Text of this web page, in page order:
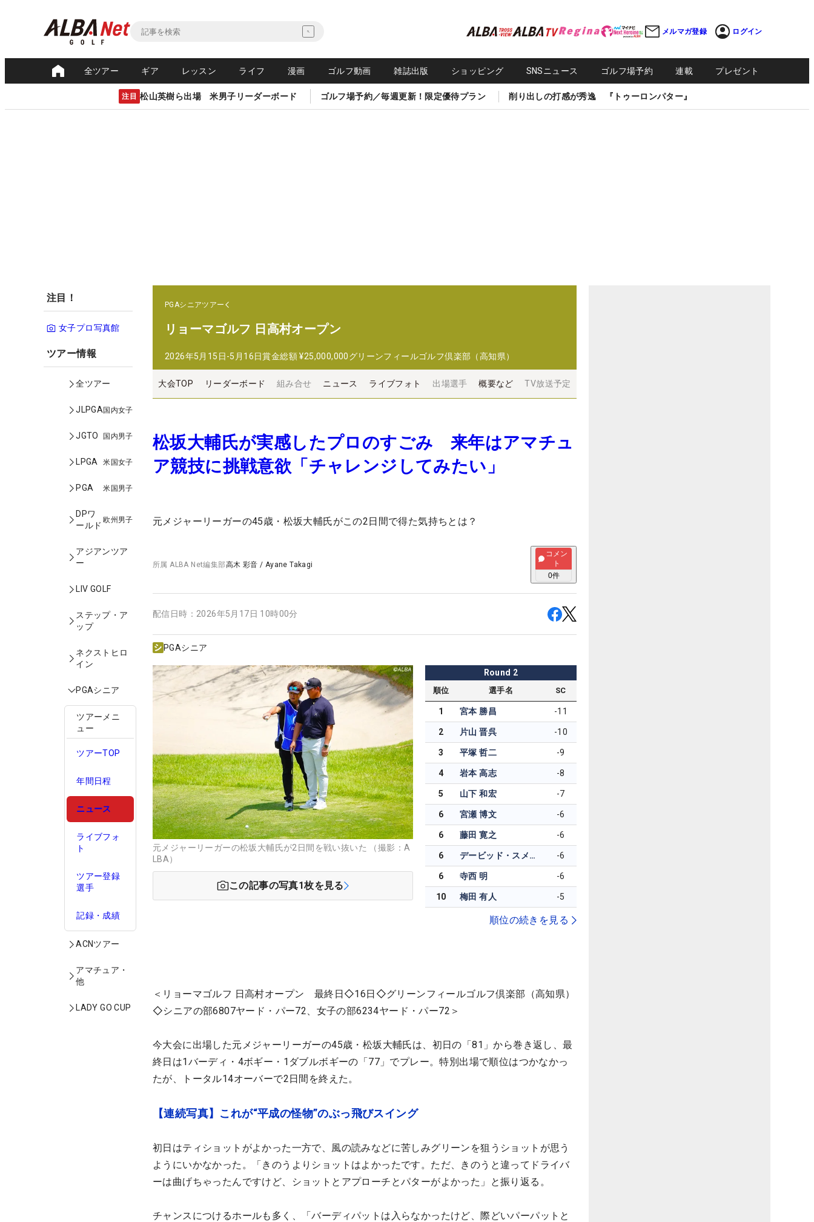
メルマガ登録 ログイン
全ツアー ギア レッスン ライフ 漫画 ゴルフ動画 雑誌出版 ショッピング SNSニュース ゴルフ場予約 連載 プレゼント
注目 松山英樹ら出場 米男子リーダーボード ゴルフ場予約／毎週更新！限定優待プラン 削り出しの打感が秀逸 『トゥーロンパター』
注目！
女子プロ写真館
ツアー情報
全ツアー
JLPGA国内女子
JGTO 国内男子
LPGA 米国女子
PGA 米国男子
DPワ
ールド
欧州男子
アジアンツア
ー
LIV GOLF
ステップ・ア
ップ
ネクストヒロ
イン
PGAシニア
ツアーメニ
ュー
ツアーTOP
年間日程
ニュース
ライブフォ
ト
ツアー登録
選手
記録・成績
ACNツアー
アマチュア・
他
LADY GO CUP
PGAシニアツアー
リョーマゴルフ 日高村オープン
2026年5月15日-5月16日賞金総額 ¥25,000,000グリーンフィールゴルフ倶楽部（高知県）
大会TOP リーダーボード 組み合せ ニュース ライブフォト 出場選手 概要など TV放送予定
松坂大輔氏が実感したプロのすごみ 来年はアマチュ
ア競技に挑戦意欲「チャレンジしてみたい」
元メジャーリーガーの45歳・松坂大輔氏がこの2日間で得た気持ちとは？
所属ALBA Net編集部高木 彩音 / Ayane Takagi
コメン
ト
0件
配信日時： 2026年5月17日 10時00分
PGAシニア
元メジャーリーガーの松坂大輔氏が2日間を戦い抜いた （撮影：A
LBA）
この記事の写真1枚を見る
Round 2
順位 選手名 SC
1 宮本 勝昌 -11
2 片山 晋呉 -10
3 平塚 哲二 -9
4 岩本 高志 -8
5 山下 和宏 -7
6 宮瀬 博文 -6
6 藤田 寛之 -6
6 デービッド・スメイル -6
6 寺西 明 -6
10 梅田 有人 -5
順位の続きを見る
＜リョーマゴルフ 日高村オープン 最終日◇16日◇グリーンフィールゴルフ倶楽部（高知県）
◇シニアの部6807ヤード・パー72、女子の部6234ヤード・パー72＞
今大会に出場した元メジャーリーガーの45歳・松坂大輔氏は、初日の「81」から巻き返し、最
終日は1バーディ・4ボギー・1ダブルボギーの「77」でプレー。特別出場で順位はつかなかっ
たが、トータル14オーバーで2日間を終えた。
【連続写真】これが“平成の怪物”のぶっ飛びスイング
初日はティショットがよかった一方で、風の読みなどに苦しみグリーンを狙うショットが思う
ようにいかなかった。「きのうよりショットはよかったです。ただ、きのうと違ってドライバ
ーは曲げちゃったんですけど、ショットとアプローチとパターがよかった」と振り返る。
チャンスにつけるホールも多く、「バーディパットは入らなかったけど、際どいパーパットと